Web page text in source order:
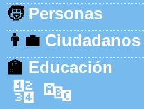
🧒 Personas
👨‍💼 Ciudadanos
🏫 Educación
🔢 🔤